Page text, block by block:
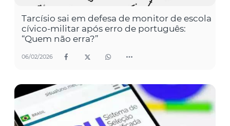
Tarcísio sai em defesa de monitor de escola
cívico-militar após erro de português:
“Quem não erra?”
06/02/2026